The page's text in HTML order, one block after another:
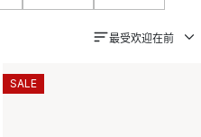
最受欢迎在前
SALE